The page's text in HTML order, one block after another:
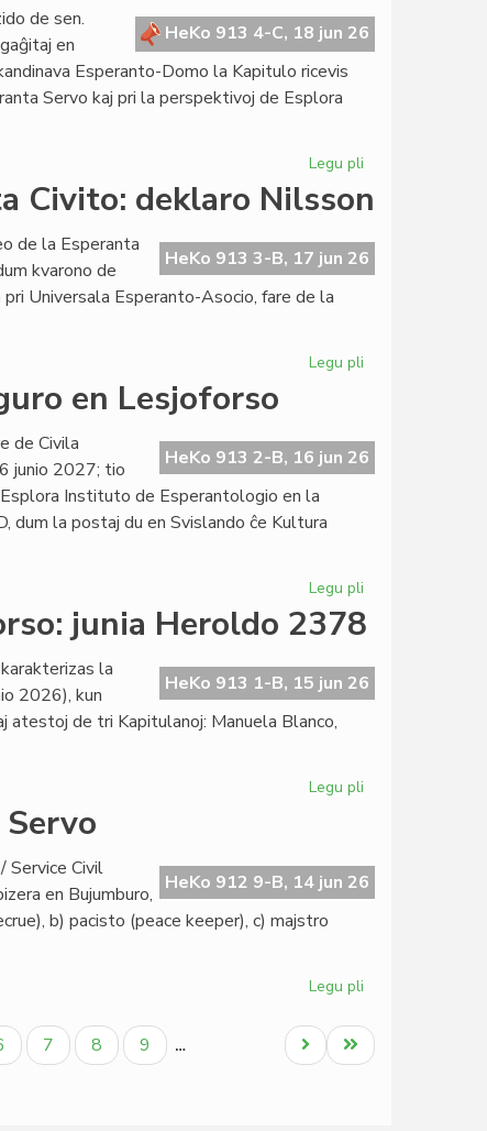
la
redakcio
HeKo 913 4-C, 18 jun 26
de sen.
en
Esperanto-Domo la Kapitulo ricevis
Servo kaj pri la perspektivoj de Esplora
Legu pli
junia
de
la
Civito: deklaro Nilsson
HeKo 913 3-B, 17 jun 26
de la Esperanta
kvarono de
pri Universala Esperanto-Asocio, fare de la
Legu pli
Esperanta
Civito:
en Lesjoforso
HeKo 913 2-B, 16 jun 26
de Civila
junio 2027; tio
Instituto de Esperantologio en la
dum la postaj du en Svislando ĉe Kultura
Legu pli
Proponita
la
por
la
junia Heroldo 2378
HeKo 913 1-B, 15 jun 26
la
2026), kun
de tri Kapitulanoj: Manuela Blanco,
Legu pli
junia
Heroldo
HeKo 912 9-B, 14 jun 26
Service Civil
en Bujumburo,
b) pacisto (peace keeper), c) majstro
Legu pli
rangoj
en
Paĝo
7 Paĝo
8 Paĝo
9 …
Last
page
Next
page